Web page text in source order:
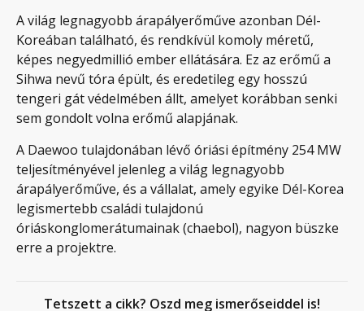
A világ legnagyobb árapályerőműve azonban Dél-
Koreában található, és rendkívül komoly méretű,
képes negyedmillió ember ellátására. Ez az erőmű a
Sihwa nevű tóra épült, és eredetileg egy hosszú
tengeri gát védelmében állt, amelyet korábban senki
sem gondolt volna erőmű alapjának.
A Daewoo tulajdonában lévő óriási építmény 254 MW
teljesítményével jelenleg a világ legnagyobb
árapályerőműve, és a vállalat, amely egyike Dél-Korea
legismertebb családi tulajdonú
óriáskonglomerátumainak (chaebol), nagyon büszke
erre a projektre.
Tetszett a cikk? Oszd meg ismerőseiddel is!